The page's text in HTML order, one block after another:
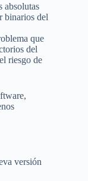
absolutas
binarios del
que
del
riesgo de
versión